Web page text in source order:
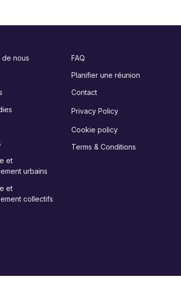
nous
et
urbains
et
collectifs
FAQ
Planifier une réunion
Contact
Privacy Policy
Cookie policy
Terms & Conditions